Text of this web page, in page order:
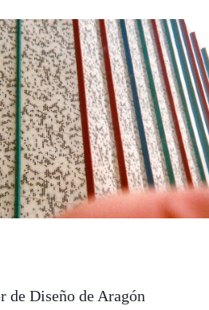
de Diseño de Aragón